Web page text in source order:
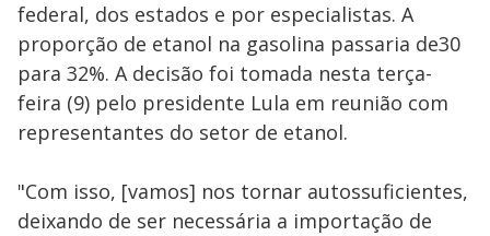
federal, dos estados e por especialistas. A
proporção de etanol na gasolina passaria de30
para 32%. A decisão foi tomada nesta terça-
feira (9) pelo presidente Lula em reunião com
representantes do setor de etanol.
"Com isso, [vamos] nos tornar autossuficientes,
deixando de ser necessária a importação de